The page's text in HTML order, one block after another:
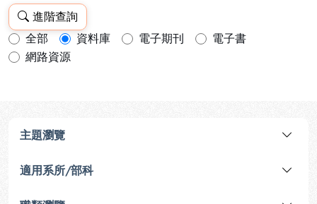
進階查詢
查詢模式：
全部 資料庫 電子期刊
電子書
網路資源
主題瀏覽
適用系所/部科